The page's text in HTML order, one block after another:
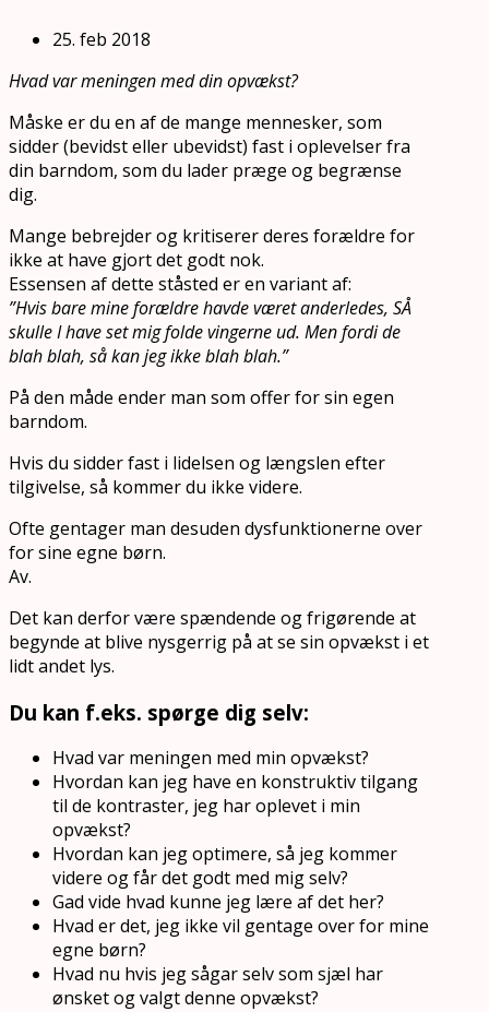
25. feb 2018
Hvad var meningen med din opvækst?
Måske er du en af de mange mennesker, som
sidder (bevidst eller ubevidst) fast i oplevelser fra
din barndom, som du lader præge og begrænse
dig.
Mange bebrejder og kritiserer deres forældre for
ikke at have gjort det godt nok.
Essensen af dette ståsted er en variant af:
”Hvis bare mine forældre havde været anderledes, SÅ
skulle I have set mig folde vingerne ud. Men fordi de
blah blah, så kan jeg ikke blah blah.”
På den måde ender man som offer for sin egen
barndom.
Hvis du sidder fast i lidelsen og længslen efter
tilgivelse, så kommer du ikke videre.
Ofte gentager man desuden dysfunktionerne over
for sine egne børn.
Av.
Det kan derfor være spændende og frigørende at
begynde at blive nysgerrig på at se sin opvækst i et
lidt andet lys.
Du kan f.eks. spørge dig selv:
Hvad var meningen med min opvækst?
Hvordan kan jeg have en konstruktiv tilgang
til de kontraster, jeg har oplevet i min
opvækst?
Hvordan kan jeg optimere, så jeg kommer
videre og får det godt med mig selv?
Gad vide hvad kunne jeg lære af det her?
Hvad er det, jeg ikke vil gentage over for mine
egne børn?
Hvad nu hvis jeg sågar selv som sjæl har
ønsket og valgt denne opvækst?